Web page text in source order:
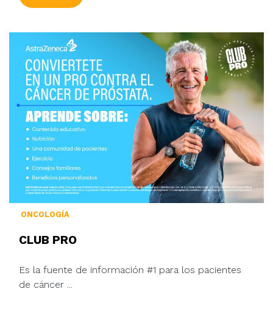
ONCOLOGÍA
CLUB PRO
Es la fuente de información #1 para los pacientes
de cáncer ...